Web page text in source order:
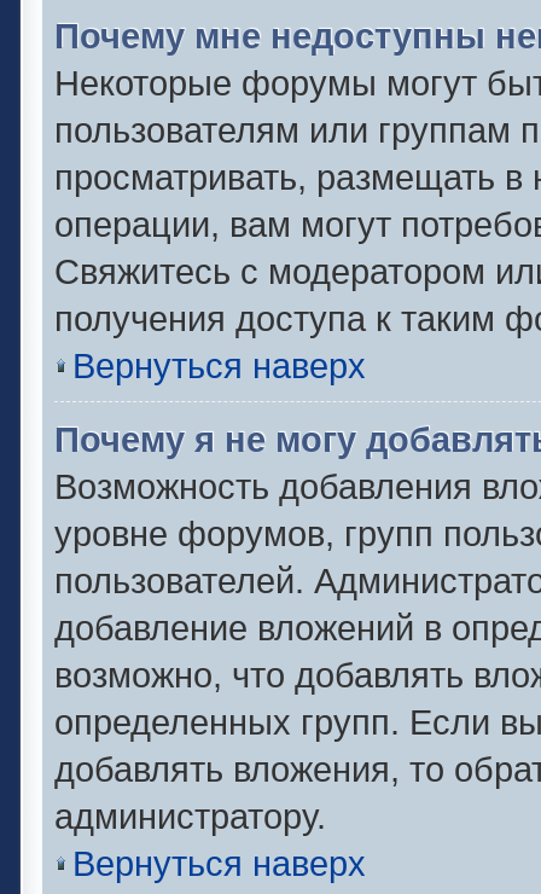
Почему мне недоступны
Некоторые форумы могут
пользователям или группам
просматривать, размещать
операции, вам могут
Свяжитесь с модератором
получения доступа к таким
Вернуться наверх
Почему я не могу
Возможность добавления
уровне форумов, групп
пользователей.
добавление вложений в
возможно, что добавлять
определенных групп. Если
добавлять вложения, то
администратору.
Вернуться наверх